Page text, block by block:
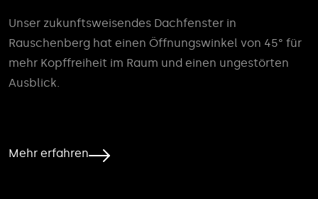
Unser zukunftsweisendes Dachfenster in
Rauschenberg hat einen Öffnungswinkel von 45° für
mehr Kopffreiheit im Raum und einen ungestörten
Ausblick.
Mehr erfahren